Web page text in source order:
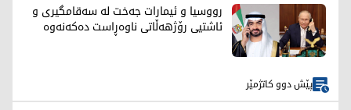
رووسیا و ئیمارات جەخت لە سەقامگیری و
ئاشتیی رۆژهەڵاتی ناوەڕاست دەکەنەوە
پێش دوو کاتژمێر